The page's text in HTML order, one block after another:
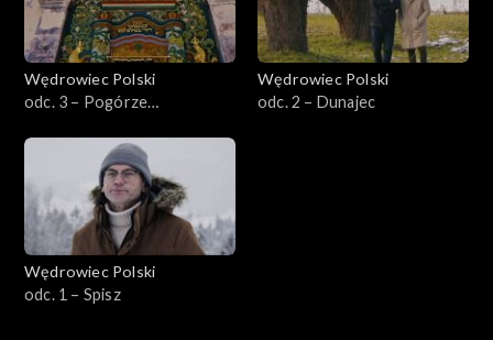
Wędrowiec Polski
odc. 3 – Pogórze
Wędrowiec Polski
odc. 2 – Dunajec
Wędrowiec Polski
odc. 1 – Spisz